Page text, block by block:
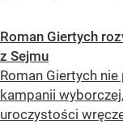
Roman Giertych
z Sejmu
Roman Giertych
kampanii
uroczystości